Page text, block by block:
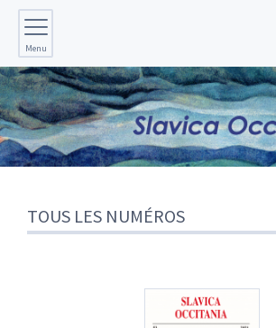
Menu
TOUS LES NUMÉROS